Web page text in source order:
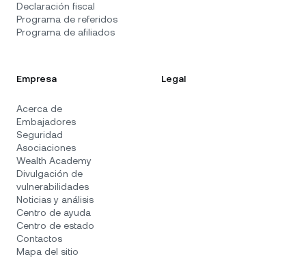
Declaración fiscal
Programa de referidos
Programa de afiliados
Empresa
Acerca de
Embajadores
Seguridad
Asociaciones
Wealth Academy
Divulgación de
vulnerabilidades
Noticias y análisis
Centro de ayuda
Centro de estado
Contactos
Mapa del sitio
Legal